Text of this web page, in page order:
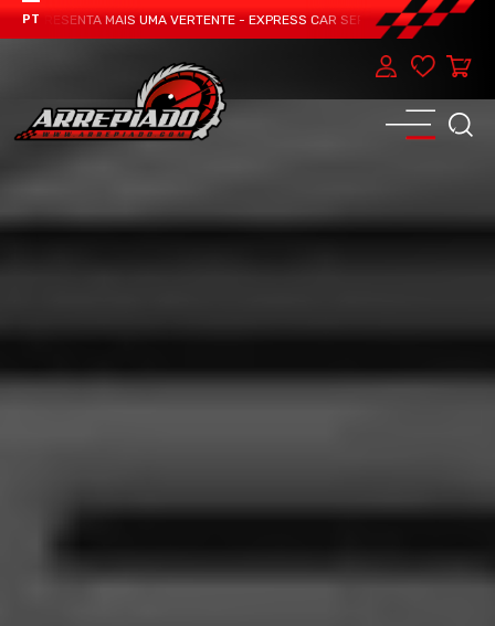
PT MAIS UMA VERTENTE - EXPRESS CAR SERVICE, MANUTENÇÃO DO